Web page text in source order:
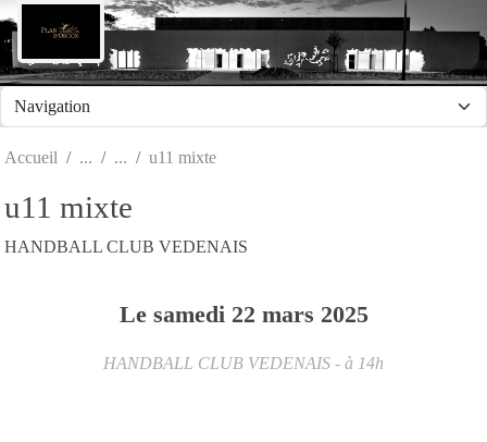
Accueil u11 mixte
u11 mixte
HANDBALL CLUB VEDENAIS
Le samedi 22 mars 2025
HANDBALL CLUB VEDENAIS - à 14h
Panneau de gestion des cookies